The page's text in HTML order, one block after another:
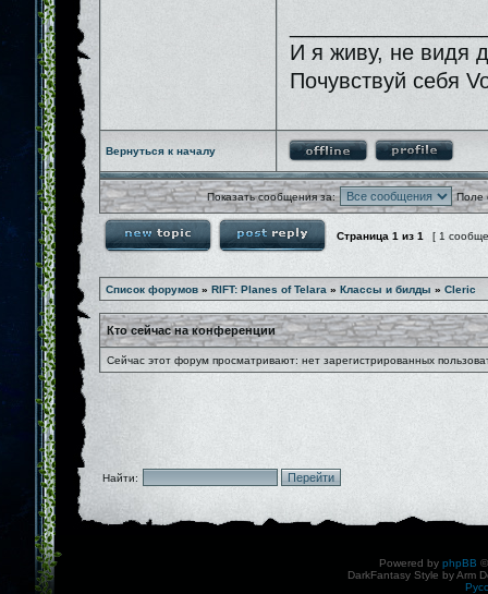
И я живу, не видя
Почувствуй себя
Вернуться к началу
Показать сообщения за: Поле
Страница 1 из 1 [ 1
Список форумов » RIFT: Planes of Telara » Классы и билды » Cleric
Кто сейчас на конференции
Сейчас этот форум просматривают: нет зарегистрированных
Найти:
Powered by phpBB
DarkFantasy Style by Arm